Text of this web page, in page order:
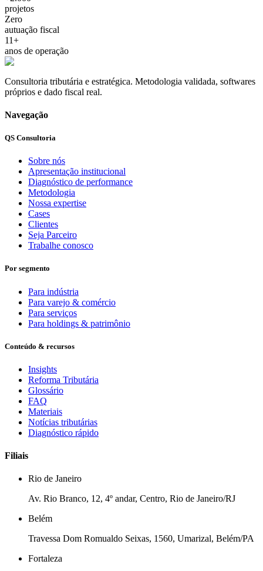
projetos
Zero
autuação fiscal
11+
anos de operação
Consultoria tributária e estratégica. Metodologia validada, softwares
próprios e dado fiscal real.
Navegação
QS Consultoria
Sobre nós
Apresentação institucional
Diagnóstico de performance
Metodologia
Nossa expertise
Cases
Clientes
Seja Parceiro
Trabalhe conosco
Por segmento
Para indústria
Para varejo & comércio
Para serviços
Para holdings & patrimônio
Conteúdo & recursos
Insights
Reforma Tributária
Glossário
FAQ
Materiais
Notícias tributárias
Diagnóstico rápido
Filiais
Rio de Janeiro
Av. Rio Branco, 12, 4º andar, Centro, Rio de Janeiro/RJ
Belém
Travessa Dom Romualdo Seixas, 1560, Umarizal, Belém/PA
Fortaleza